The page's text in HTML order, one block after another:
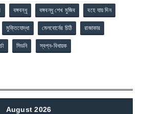
বঙ্গবন্ধু বঙ্গবন্ধু শেখ মুজিব বহে যায় দিন
মুক্তিযোদ্ধা মেলবোর্নের চিঠি রাজাকার
সিডনি স্বপ্ন-বিধায়ক
August 2026